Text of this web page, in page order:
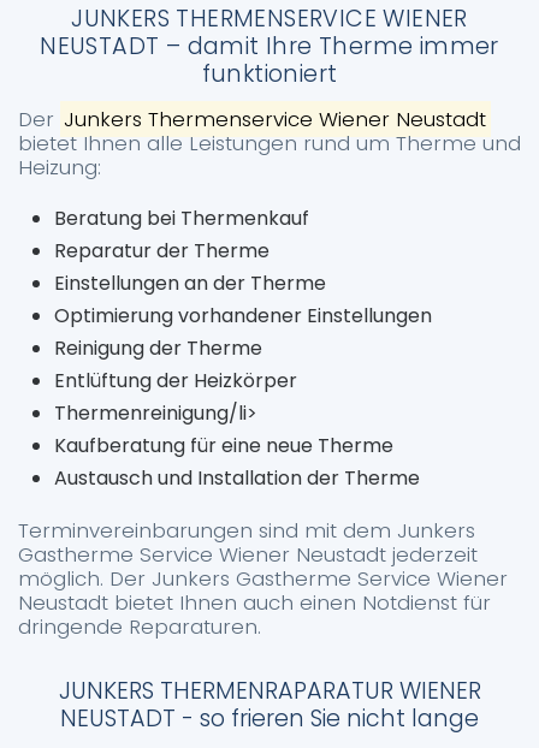
JUNKERS THERMENSERVICE WIENER
NEUSTADT – damit Ihre Therme immer
funktioniert
Der Junkers Thermenservice Wiener Neustadt
bietet Ihnen alle Leistungen rund um Therme und
Heizung:
Beratung bei Thermenkauf
Reparatur der Therme
Einstellungen an der Therme
Optimierung vorhandener Einstellungen
Reinigung der Therme
Entlüftung der Heizkörper
Thermenreinigung/li>
Kaufberatung für eine neue Therme
Austausch und Installation der Therme
Terminvereinbarungen sind mit dem Junkers
Gastherme Service Wiener Neustadt jederzeit
möglich. Der Junkers Gastherme Service Wiener
Neustadt bietet Ihnen auch einen Notdienst für
dringende Reparaturen.
JUNKERS THERMENRAPARATUR WIENER
NEUSTADT - so frieren Sie nicht lange